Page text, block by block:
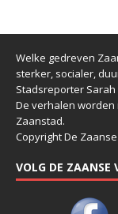
Welke gedreven
sterker, socialer,
Stadsreporter
De verhalen worden
Zaanstad.
Copyright De
VOLG DE ZAANSE